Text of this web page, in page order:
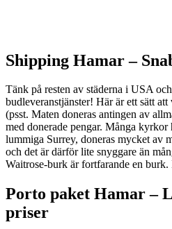
Shipping Hamar –
Tänk på resten av städerna i USA
budleveranstjänster! Här är ett sätt
(psst. Maten doneras antingen av
med donerade pengar. Många
lummiga Surrey, doneras mycket av
och det är därför lite snyggare än
Waitrose-burk är fortfarande en
Porto paket Hamar – L
priser